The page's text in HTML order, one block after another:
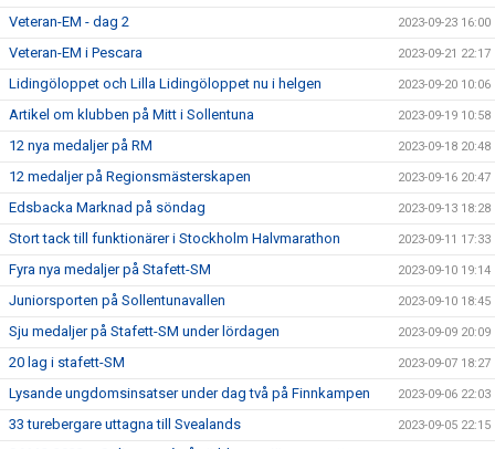
Veteran-EM - dag 2 2023-09-23 16:00
Veteran-EM i Pescara 2023-09-21 22:17
Lidingöloppet och Lilla Lidingöloppet nu i helgen 2023-09-20 10:06
Artikel om klubben på Mitt i Sollentuna 2023-09-19 10:58
12 nya medaljer på RM 2023-09-18 20:48
12 medaljer på Regionsmästerskapen 2023-09-16 20:47
Edsbacka Marknad på söndag 2023-09-13 18:28
Stort tack till funktionärer i Stockholm Halvmarathon 2023-09-11 17:33
Fyra nya medaljer på Stafett-SM 2023-09-10 19:14
Juniorsporten på Sollentunavallen 2023-09-10 18:45
Sju medaljer på Stafett-SM under lördagen 2023-09-09 20:09
20 lag i stafett-SM 2023-09-07 18:27
Lysande ungdomsinsatser under dag två på Finnkampen 2023-09-06 22:03
33 turebergare uttagna till Svealands 2023-09-05 22:15